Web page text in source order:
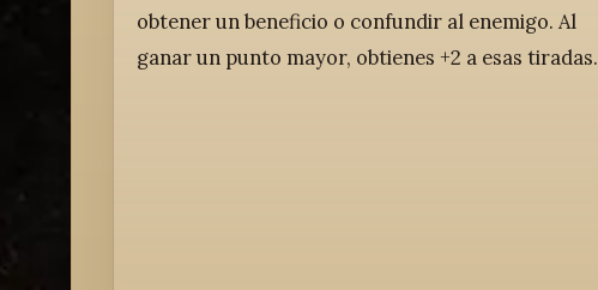
obtener un beneficio o confundir al enemigo. Al
ganar un punto mayor, obtienes +2 a esas tiradas.